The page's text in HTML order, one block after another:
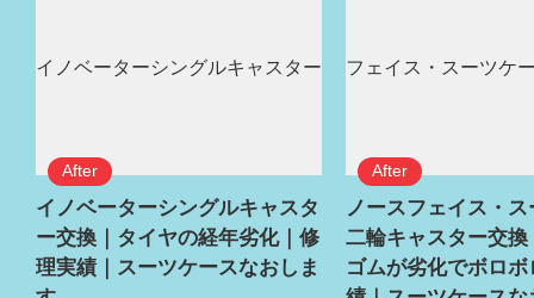
イノベーターシングルキャスタ
ー交換｜タイヤの経年劣化｜修
理実績｜スーツケースなおしま
ノースフェイス・
二輪キャスター交換
ゴムが劣化でボロ